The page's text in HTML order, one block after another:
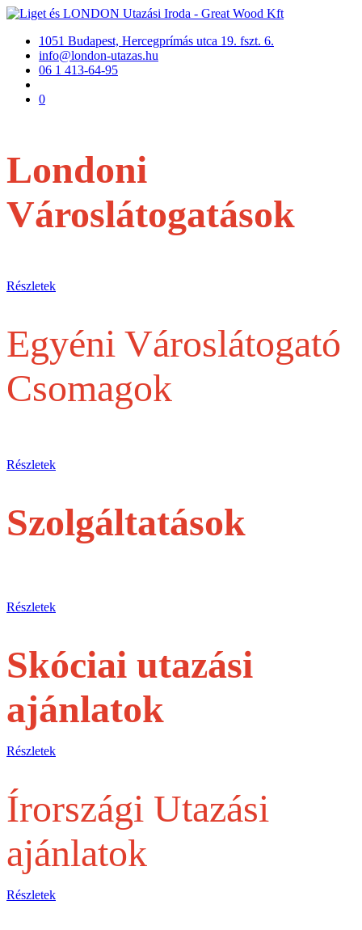
1051 Budapest, Hercegprímás utca 19. fszt. 6.
info@london-utazas.hu
06 1 413-64-95
0
Londoni
Városlátogatások
Részletek
Egyéni Városlátogató
Csomagok
Részletek
Szolgáltatások
Részletek
Skóciai utazási
ajánlatok
Részletek
Írországi Utazási
ajánlatok
Részletek